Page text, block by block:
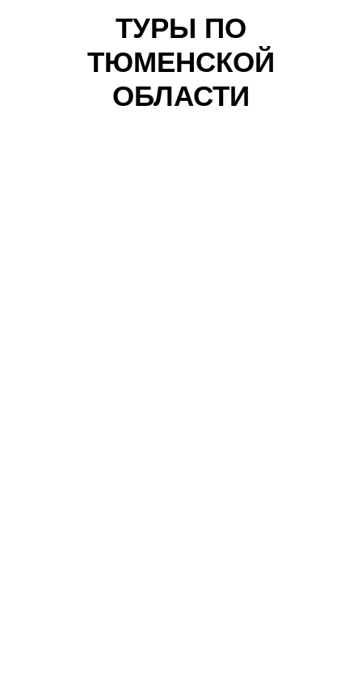
ТУРЫ ПО
ТЮМЕНСКОЙ
ОБЛАСТИ